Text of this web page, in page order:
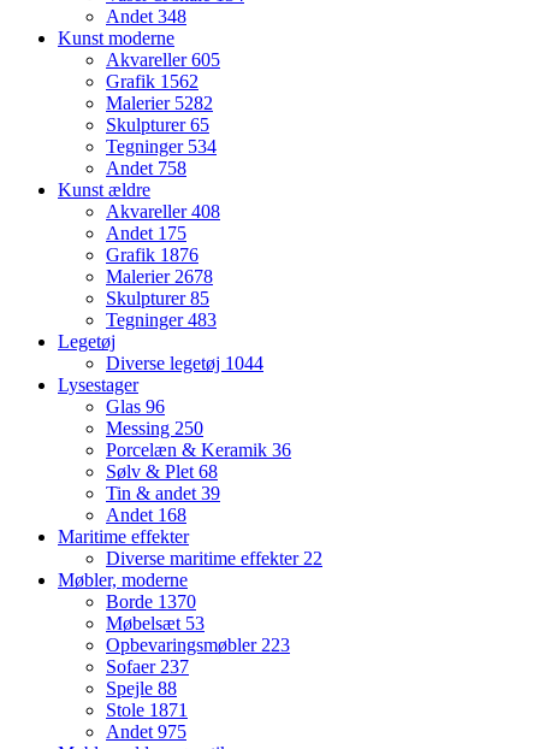
Andet 348
Kunst moderne
Akvareller605
Grafik 1562
Malerier 5282
Skulpturer65
Tegninger 534
Andet 758
Kunst ældre
Akvareller408
Andet 175
Grafik 1876
Malerier 2678
Skulpturer85
Tegninger483
Legetøj
Diverse legetøj 1044
Lysestager
Glas 96
Messing 250
Porcelæn & Keramik 36
Sølv & Plet 68
Tin & andet 39
Andet 168
Maritime effekter
Diverse maritime effekter 22
Møbler, moderne
Borde 1370
Møbelsæt 53
Opbevaringsmøbler 223
Sofaer 237
Spejle 88
Stole 1871
Andet 975